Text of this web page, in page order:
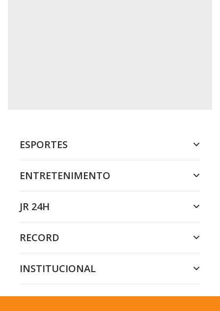
ESPORTES
ENTRETENIMENTO
JR 24H
RECORD
INSTITUCIONAL